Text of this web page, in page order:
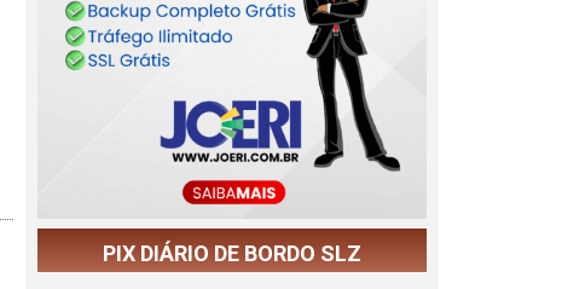
PIX DIÁRIO DE BORDO SLZ